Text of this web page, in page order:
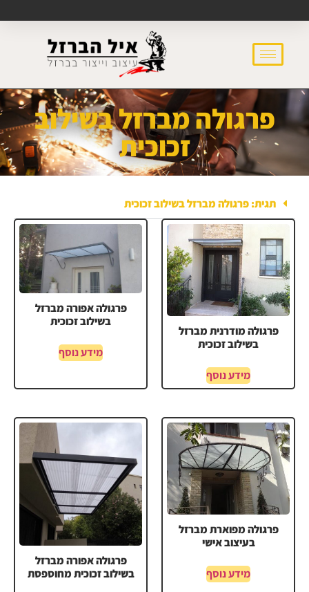
פרגולה מברזל בשילוב
זכוכית
תגית: פרגולה מברזל בשילוב זכוכית
פרגולה מודרנית מברזל
בשילוב זכוכית
מידע נוסף
פרגולה אפורה מברזל
בשילוב זכוכית
מידע נוסף
פרגולה מפוארת מברזל
בעיצוב אישי
מידע נוסף
פרגולה אפורה מברזל
בשילוב זכוכית מחוספסת